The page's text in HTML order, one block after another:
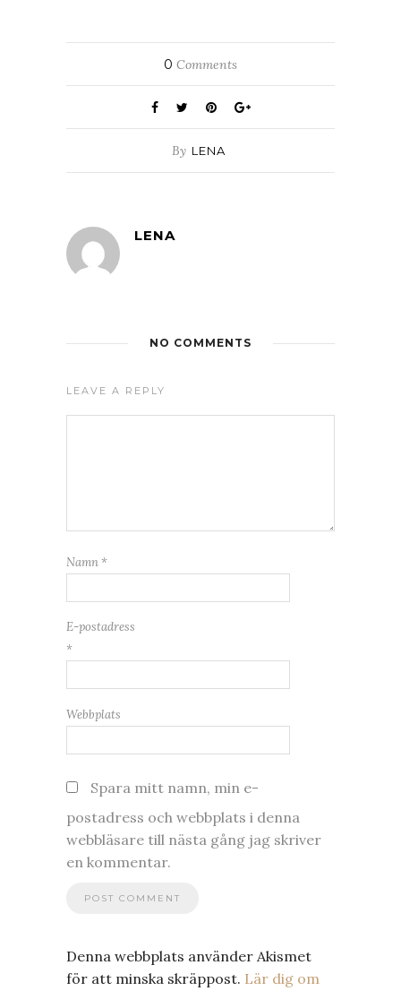
0 Comments
By LENA
LENA
NO COMMENTS
LEAVE A REPLY
Namn *
E-postadress
*
Webbplats
Spara mitt namn, min e-
postadress och webbplats i denna
webbläsare till nästa gång jag skriver
en kommentar.
Denna webbplats använder Akismet
för att minska skräppost. Lär dig om